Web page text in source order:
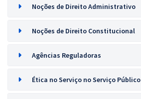
Noções de Direito Administrativo
Noções de Direito Constitucional
Agências Reguladoras
Ética no Serviço no Serviço Público